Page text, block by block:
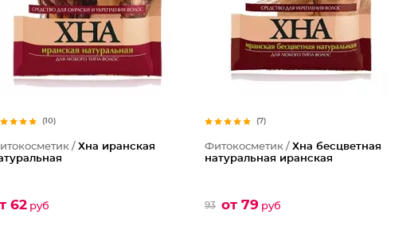
(10)
/ Хна иранская
62руб
(7)
Фитокосметик / Хна бесцветная
натуральная иранская
93 от 79руб